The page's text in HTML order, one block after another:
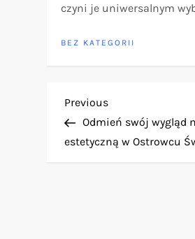
czyni je uniwersalnym
BEZ KATEGORII
N
a
Previous
Post
Previous
Odmień swój wygląd
estetyczną w Ostrowcu